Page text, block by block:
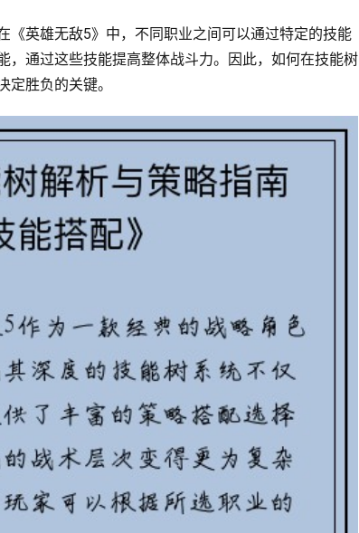
《英雄无敌5》中，不同职业之间可以通过特定的技能
，通过这些技能提高整体战斗力。因此，如何在技能树
胜负的关键。